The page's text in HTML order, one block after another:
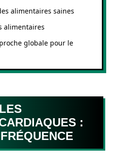
alimentaires saines
alimentaires
globale pour le
: